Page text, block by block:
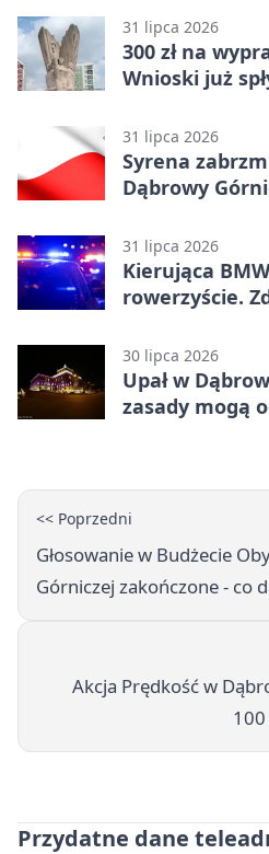
31 lipca 2026
300 zł na
Wnioski już
31 lipca 2026
Syrena
Dąbrowy
31 lipca 2026
Kierująca
rowerzyście.
30 lipca 2026
Upał w
zasady mogą
<< Poprzedni
Głosowanie w Budżecie
Górniczej zakończone - co
Akcja Prędkość w
Przydatne dane